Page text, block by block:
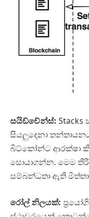
සයිඩ්චේන්ස්: Stacks
සියලුදෙනා
බිට්කෝන්ට ආරක්ෂා
සොයාගන්න. මෙම
සම්බන්ධතා ඇති
රෝල් නිලයක්: